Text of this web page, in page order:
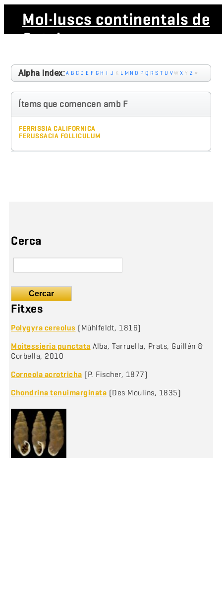
Mol·luscs continentals de
Catalunya
Alpha Index:A B C D E F G H I J K L M N O P Q R S T U VW X Y Z #
Ítems que comencen amb F
FERRISSIA CALIFORNICA
FERUSSACIA FOLLICULUM
Cerca
Cercar
Fitxes
Polygyra cereolus (Mühlfeldt, 1816)
Moitessieria punctata Alba, Tarruella, Prats, Guillén &
Corbella, 2010
Corneola acrotricha (P. Fischer, 1877)
Chondrina tenuimarginata (Des Moulins, 1835)